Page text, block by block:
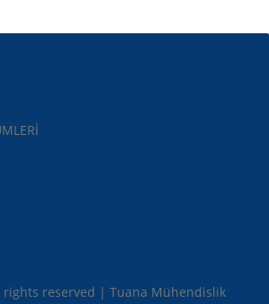
reserved | Tuana Mühendislik